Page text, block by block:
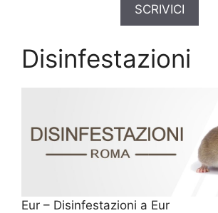
SCRIVICI
Disinfestazioni
Eur – Disinfestazioni a Eur